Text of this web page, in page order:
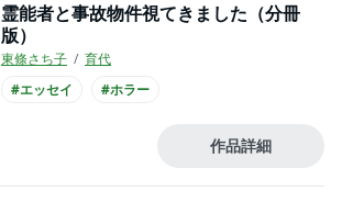
霊能者と事故物件視てきました（分冊
版）
東條さち子
育代
#エッセイ
#ホラー
作品詳細